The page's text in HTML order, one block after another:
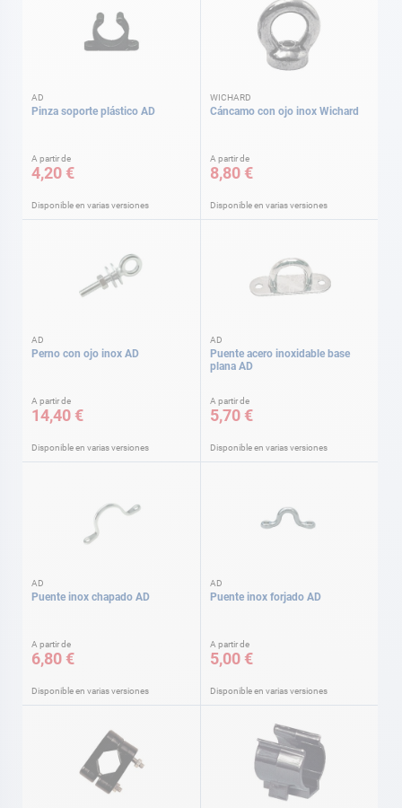
AD
Pinza soporte plástico AD
A partir de
4,20 €
Disponible en varias versiones
WICHARD
Cáncamo con ojo inox Wichard
A partir de
8,80 €
Disponible en varias versiones
AD
Perno con ojo inox AD
A partir de
14,40 €
Disponible en varias versiones
AD
Puente acero inoxidable base
plana AD
A partir de
5,70 €
Disponible en varias versiones
AD
Puente inox chapado AD
A partir de
6,80 €
Disponible en varias versiones
AD
Puente inox forjado AD
A partir de
5,00 €
Disponible en varias versiones